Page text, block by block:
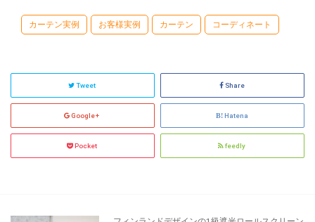
カーテン実例 お客様実例 カーテン コーディネート
Tweet Share
Google+ Hatena
Pocket feedly